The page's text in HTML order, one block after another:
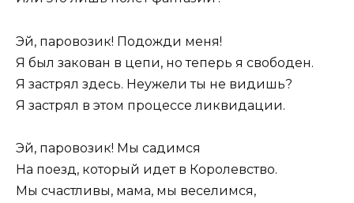
Эй, паровозик! Подожди меня!
Я был закован в цепи, но теперь я свободен.
Я застрял здесь. Неужели ты не видишь?
Я застрял в этом процессе ликвидации.
Эй, паровозик! Мы садимся
На поезд, который идет в Королевство.
Мы счастливы, мама, мы веселимся,